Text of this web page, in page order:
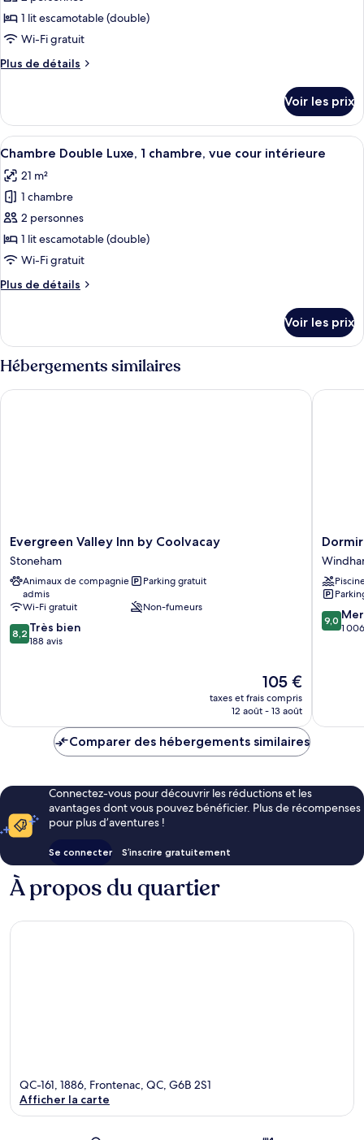
vue
cour
intérieure
type
de
chambre :
Chambre
1
chambre,
vue
jardin
1 lit escamotable (double)
Wi-Fi gratuit
Plus de détails
Plus
le
type
de
Chambre
Double
Deluxe,
chambre,
vue
jardin
Voir les prix
Afficher
toutes
les
photos
pour
ce
type
chambre :
Luxe,
1
chambre,
vue
Une chambre bien rangée, avec un
2
Chambre Double Luxe, 1 chambre, vue cour intérieure
21 m²
1 chambre
2 personnes
1 lit escamotable (double)
Wi-Fi gratuit
Plus de détails
Plus
le
type
de
chambre
Chambre
Voir les prix
Hébergements similaires
Evergreen
Valley
Inn
by
Coolvacay
Stoneham
Evergreen Valley Inn by Coolvacay
Stoneham
Animaux de compagnie
admis
Parking gratuit
Wi-Fi gratuit
Non-fumeurs
8.2
sur
8,2 Très bien
188 avis
Le
nouveau
prix
de
105 €
taxes et frais compris
12 août - 13 août
Evergreen Valley Inn by Coolvacay
Dormir
Dormir
9.0
sur
9,0
1
Dormir
Comparer des hébergements similaires
Connectez-vous pour découvrir les réductions et les
avantages dont vous pouvez bénéficier. Plus de récompenses
pour plus d’aventures !
Se connecter S’inscrire gratuitement
À propos du quartier
QC-161, 1886, Frontenac, QC, G6B 2S1
Afficher la carte